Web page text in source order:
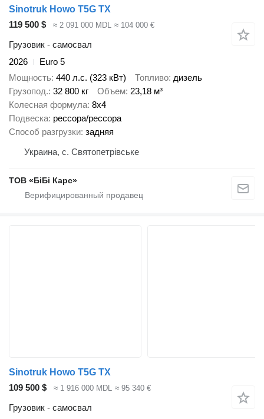
Sinotruk Howo T5G TX
119 500 $
≈ 2 091 000 MDL ≈ 104 000 €
Грузовик - самосвал
2026
Euro 5
Мощность 440 л.с. (323 кВт) Топливо дизель
Грузопод. 32 800 кг Объем 23,18 м³
Колесная формула 8x4
Подвеска рессора/рессора
Способ разгрузки задняя
Украина, с. Святопетрівське
ТОВ «БіБі Карс»
Sinotruk Howo T5G TX
109 500 $
≈ 1 916 000 MDL ≈ 95 340 €
Грузовик - самосвал